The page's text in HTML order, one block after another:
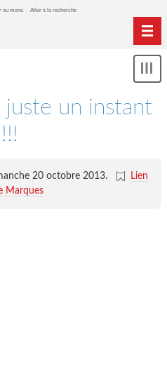
au menu Aller à la recherche
juste un instant
!!!
20 octobre 2013.
Lien
Marques